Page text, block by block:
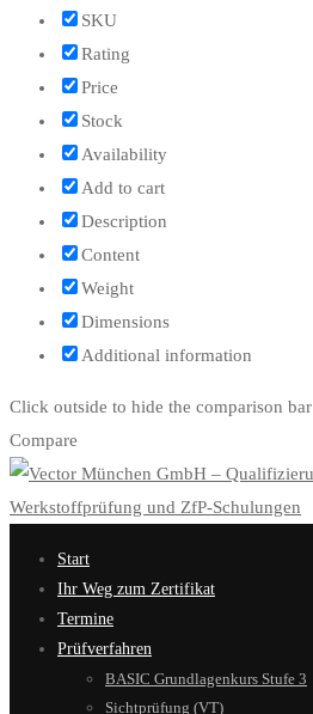
SKU
Rating
Price
Stock
Availability
Add to cart
Description
Content
Weight
Dimensions
Additional information
Click outside to hide the comparison bar
Compare
Start
Ihr Weg zum Zertifikat
Termine
Prüfverfahren
BASIC Grundlagenkurs Stufe 3
Sichtprüfung (VT)